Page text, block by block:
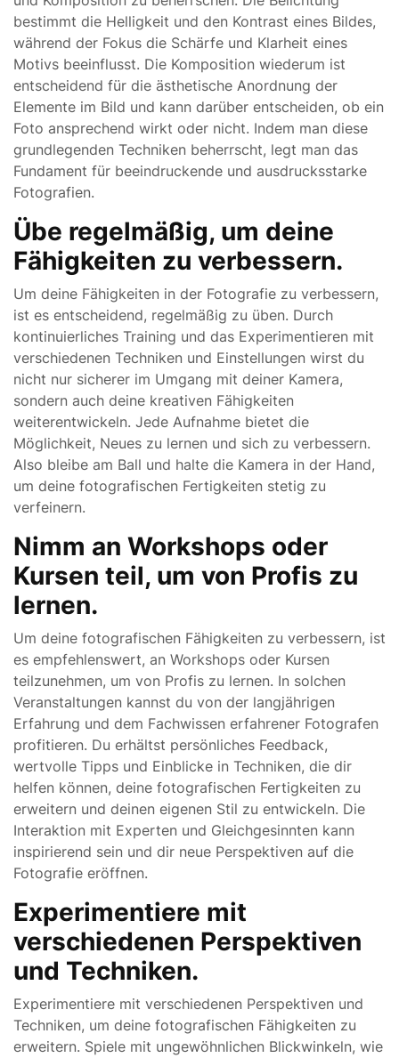
bestimmt die Helligkeit und den Kontrast eines Bildes,
während der Fokus die Schärfe und Klarheit eines
Motivs beeinflusst. Die Komposition wiederum ist
entscheidend für die ästhetische Anordnung der
Elemente im Bild und kann darüber entscheiden, ob ein
Foto ansprechend wirkt oder nicht. Indem man diese
grundlegenden Techniken beherrscht, legt man das
Fundament für beeindruckende und ausdrucksstarke
Fotografien.
Übe regelmäßig, um deine
Fähigkeiten zu verbessern.
Um deine Fähigkeiten in der Fotografie zu verbessern,
ist es entscheidend, regelmäßig zu üben. Durch
kontinuierliches Training und das Experimentieren mit
verschiedenen Techniken und Einstellungen wirst du
nicht nur sicherer im Umgang mit deiner Kamera,
sondern auch deine kreativen Fähigkeiten
weiterentwickeln. Jede Aufnahme bietet die
Möglichkeit, Neues zu lernen und sich zu verbessern.
Also bleibe am Ball und halte die Kamera in der Hand,
um deine fotografischen Fertigkeiten stetig zu
verfeinern.
Nimm an Workshops oder
Kursen teil, um von Profis zu
lernen.
Um deine fotografischen Fähigkeiten zu verbessern, ist
es empfehlenswert, an Workshops oder Kursen
teilzunehmen, um von Profis zu lernen. In solchen
Veranstaltungen kannst du von der langjährigen
Erfahrung und dem Fachwissen erfahrener Fotografen
profitieren. Du erhältst persönliches Feedback,
wertvolle Tipps und Einblicke in Techniken, die dir
helfen können, deine fotografischen Fertigkeiten zu
erweitern und deinen eigenen Stil zu entwickeln. Die
Interaktion mit Experten und Gleichgesinnten kann
inspirierend sein und dir neue Perspektiven auf die
Fotografie eröffnen.
Experimentiere mit
verschiedenen Perspektiven
und Techniken.
Experimentiere mit verschiedenen Perspektiven und
Techniken, um deine fotografischen Fähigkeiten zu
erweitern. Spiele mit ungewöhnlichen Blickwinkeln, wie